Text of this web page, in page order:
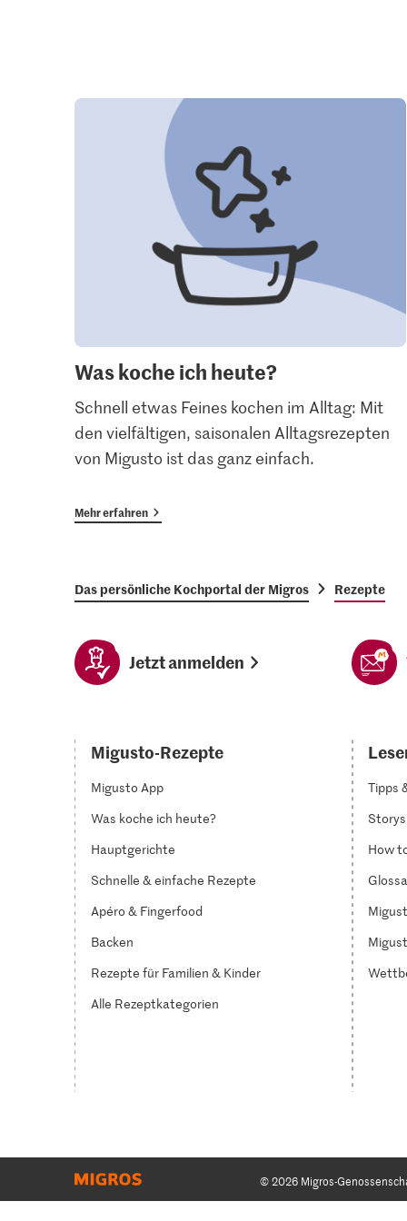
Was koche ich heute?
Schnell etwas Feines kochen im Alltag: Mit
den vielfältigen, saisonalen Alltagsrezepten
von Migusto ist das ganz einfach.
Mehr erfahren
Das persönliche Kochportal der Migros Rezepte
Jetzt anmelden
Migusto-Rezepte
Migusto App
Was koche ich heute?
Hauptgerichte
Schnelle & einfache Rezepte
Apéro & Fingerfood
Backen
Rezepte für Familien & Kinder
Alle Rezeptkategorien
Tipps
Storys
How
© 2026 Migros-